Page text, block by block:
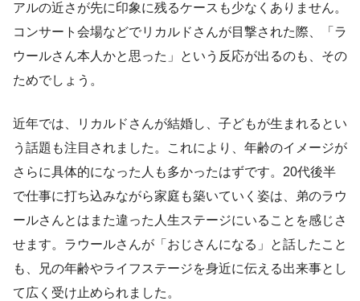
アルの近さが先に印象に残るケースも少なくありません。
コンサート会場などでリカルドさんが目撃された際、「ラ
ウールさん本人かと思った」という反応が出るのも、その
ためでしょう。
近年では、リカルドさんが結婚し、子どもが生まれるとい
う話題も注目されました。これにより、年齢のイメージが
さらに具体的になった人も多かったはずです。20代後半
で仕事に打ち込みながら家庭も築いていく姿は、弟のラウ
ールさんとはまた違った人生ステージにいることを感じさ
せます。ラウールさんが「おじさんになる」と話したこと
も、兄の年齢やライフステージを身近に伝える出来事とし
て広く受け止められました。